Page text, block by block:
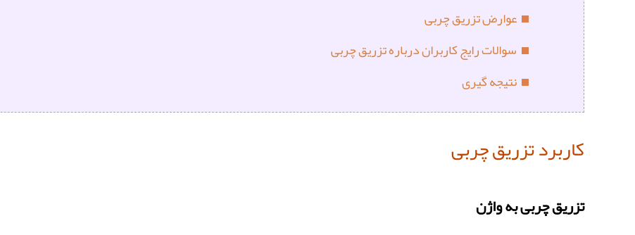
عوارض تزریق چربی
سوالات رایج کاربران درباره تزریق چربی
نتیجه گیری
کاربرد تزریق چربی
تزریق چربی به واژن